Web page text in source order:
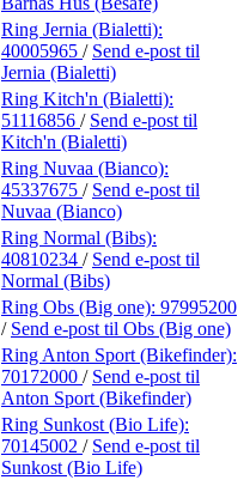
Ring Jernia (Bialetti):
40005965 / Send e-post til
Jernia (Bialetti)
Ring Kitch'n (Bialetti):
51116856 / Send e-post til
Kitch'n (Bialetti)
Ring Nuvaa (Bianco):
45337675 / Send e-post til
Nuvaa (Bianco)
Ring Normal (Bibs):
40810234 / Send e-post til
Normal (Bibs)
Ring Obs (Big one): 97995200
/ Send e-post til Obs (Big one)
Ring Anton Sport (Bikefinder):
70172000 / Send e-post til
Anton Sport (Bikefinder)
Ring Sunkost (Bio Life):
70145002 / Send e-post til
Sunkost (Bio Life)